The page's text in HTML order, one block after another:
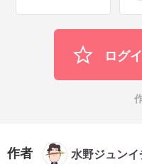
ログ
作者 水野ジュンイ